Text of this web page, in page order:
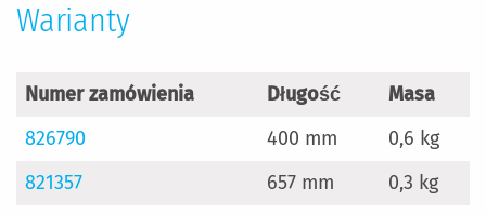
Warianty
Numer zamówienia Długość
Masa
826790
400 mm
0,6 kg
821357
657 mm
0,3 kg